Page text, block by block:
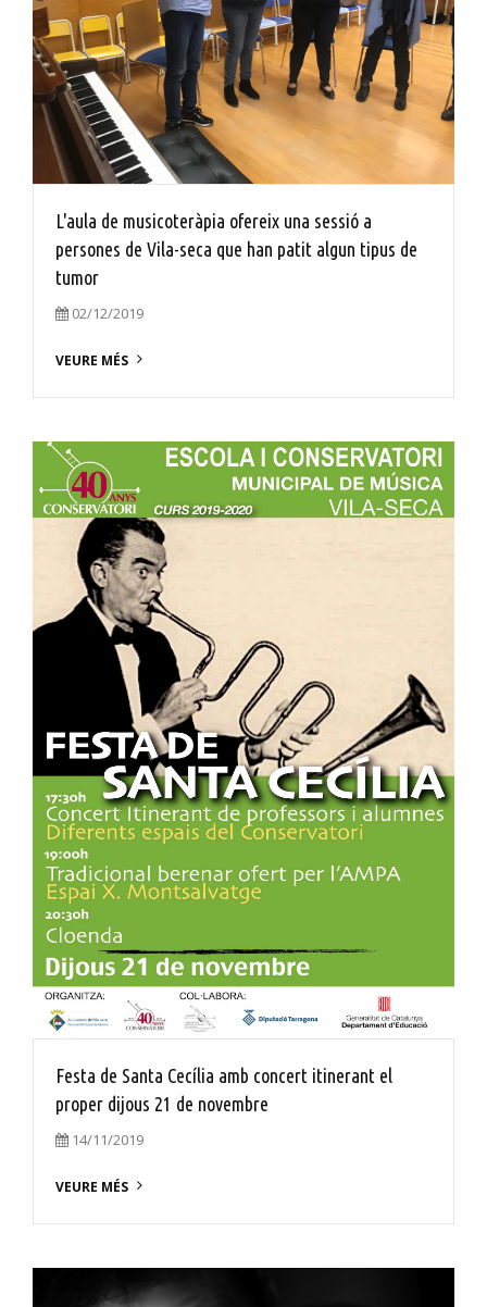
L'aula de musicoteràpia ofereix una sessió a
persones de Vila-seca que han patit algun tipus de
tumor
02/12/2019
VEURE MÉS
Festa de Santa Cecília amb concert itinerant el
proper dijous 21 de novembre
14/11/2019
VEURE MÉS